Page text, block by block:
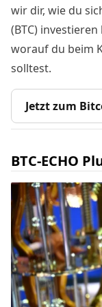
wir dir, wie du
(BTC)
worauf du beim
solltest.
Jetzt zum
BTC-ECHO